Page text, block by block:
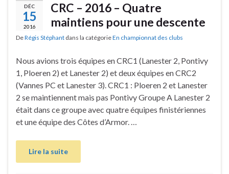
DÉC
15
2016
CRC – 2016 – Quatre
maintiens pour une descente
DeRégis Stéphant dans la catégorieEn championnat des clubs
Nous avions trois équipes en CRC1 (Lanester 2, Pontivy
1, Ploeren 2) et Lanester 2) et deux équipes en CRC2
(Vannes PC et Lanester 3). CRC1 : Ploeren 2 et Lanester
2 se maintiennent mais pas Pontivy Groupe A Lanester 2
était dans ce groupe avec quatre équipes finistériennes
et une équipe des Côtes d’Armor. …
Lire la suite